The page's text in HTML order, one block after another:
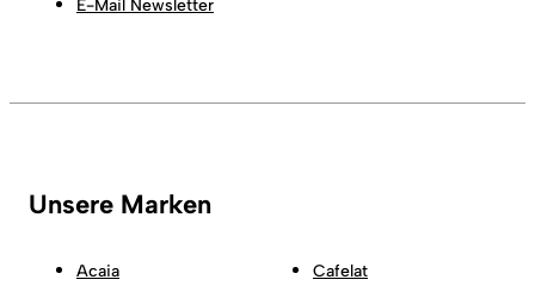
E-Mail Newsletter
Unsere Marken
Acaia
Cafelat